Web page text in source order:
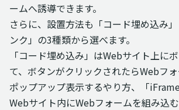
ームへ誘導できます。
さらに、設置方法も「コード埋め込み
ンク」の3種類から選べます。
「コード埋め込み」はWebサイト上に
て、ボタンがクリックされたらWebフ
ポップアップ表示するやり方、「
Webサイト内にWebフォームを組み込